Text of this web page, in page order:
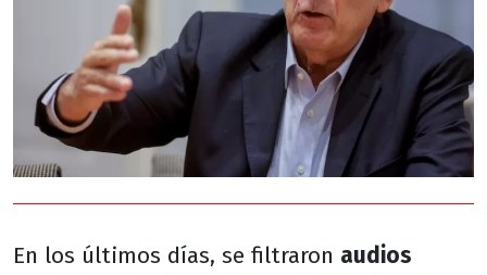
En los últimos días, se filtraron audios